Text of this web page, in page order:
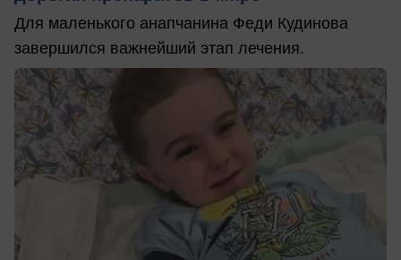
Для маленького анапчанина Феди Кудинова
завершился важнейший этап лечения.